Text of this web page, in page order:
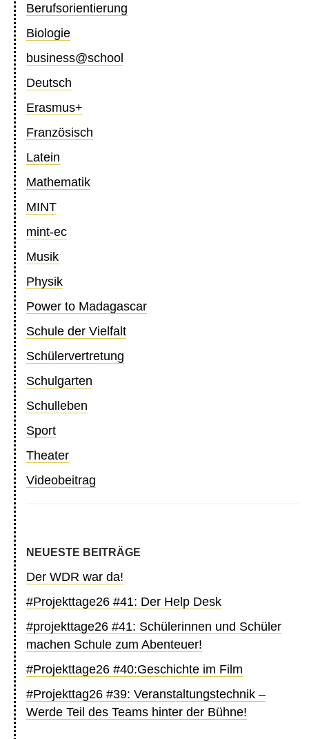
Berufsorientierung
Biologie
business@school
Deutsch
Erasmus+
Französisch
Latein
Mathematik
MINT
mint-ec
Musik
Physik
Power to Madagascar
Schule der Vielfalt
Schülervertretung
Schulgarten
Schulleben
Sport
Theater
Videobeitrag
NEUESTE BEITRÄGE
Der WDR war da!
#Projekttage26 #41: Der Help Desk
#projekttage26 #41: Schülerinnen und Schüler
machen Schule zum Abenteuer!
#Projekttage26 #40:Geschichte im Film
#Projekttag26 #39: Veranstaltungstechnik –
Werde Teil des Teams hinter der Bühne!